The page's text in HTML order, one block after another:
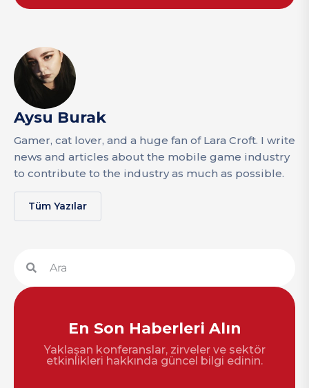
Aysu Burak
Gamer, cat lover, and a huge fan of Lara Croft. I write
news and articles about the mobile game industry
to contribute to the industry as much as possible.
Tüm Yazılar
En Son Haberleri Alın
Yaklaşan konferanslar, zirveler ve sektör
etkinlikleri hakkında güncel bilgi edinin.